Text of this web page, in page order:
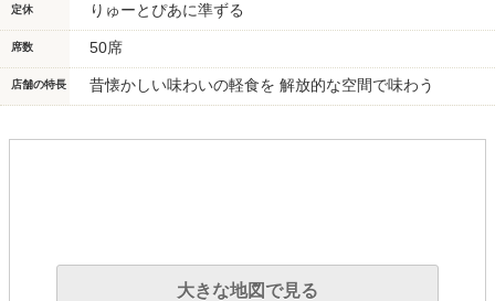
定休 りゅーとぴあに準ずる
席数 50席
店舗の特長 昔懐かしい味わいの軽食を 解放的な空間で味わう
大きな地図で見る